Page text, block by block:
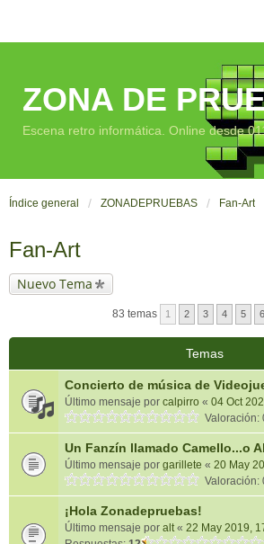
ZONA DE
Escena retro informática. Online desde
Índice general ZONADEPRUEBAS Fan-Art
Fan-Art
Nuevo Tema
83 temas 1 2 3 4 5 6
Temas
Concierto de música de
Último mensaje por calpirro « 04 Oct
Valoración:
Un Fanzín llamado Camello...o
Último mensaje por garillete « 20 May
Valoración:
¡Hola Zonadepruebas!
Último mensaje por alt« 22 May 2019,